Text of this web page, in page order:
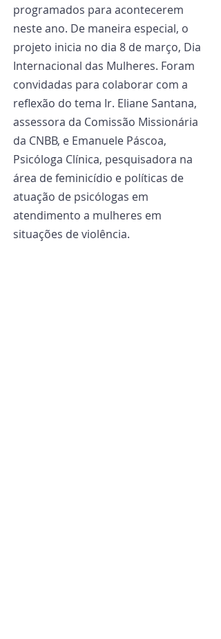
programados para acontecerem
neste ano. De maneira especial, o
projeto inicia no dia 8 de março, Dia
Internacional das Mulheres. Foram
convidadas para colaborar com a
reflexão do tema Ir. Eliane Santana,
assessora da Comissão Missionária
da CNBB, e Emanuele Páscoa,
Psicóloga Clínica, pesquisadora na
área de feminicídio e políticas de
atuação de psicólogas em
atendimento a mulheres em
situações de violência.